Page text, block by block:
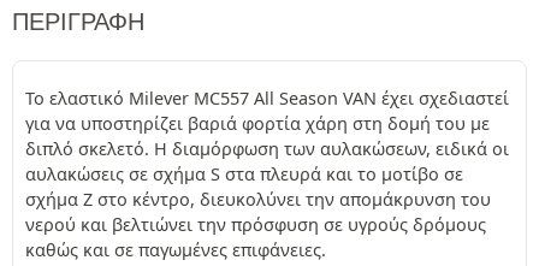
ΠΕΡΙΓΡΑΦΉ
Το ελαστικό Milever MC557 All Season VAN έχει σχεδιαστεί
για να υποστηρίζει βαριά φορτία χάρη στη δομή του με
διπλό σκελετό. Η διαμόρφωση των αυλακώσεων, ειδικά οι
αυλακώσεις σε σχήμα S στα πλευρά και το μοτίβο σε
σχήμα Z στο κέντρο, διευκολύνει την απομάκρυνση του
νερού και βελτιώνει την πρόσφυση σε υγρούς δρόμους
καθώς και σε παγωμένες επιφάνειες.